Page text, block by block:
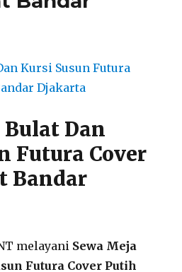
Dan
Futura Cover
Bandar
melayani Sewa Meja
Futura Cover Putih